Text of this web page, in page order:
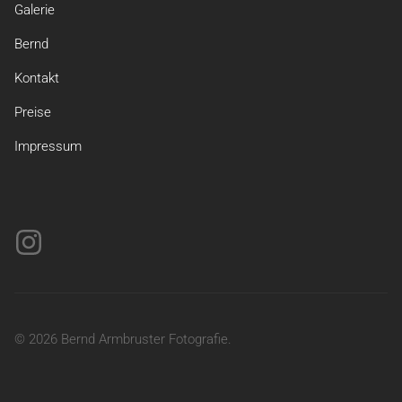
Galerie
Bernd
Kontakt
Preise
Impressum
© 2026 Bernd Armbruster Fotografie.